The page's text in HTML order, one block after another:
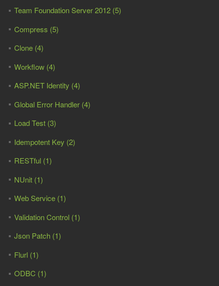
Team Foundation Server 2012 (5)
Compress (5)
Clone (4)
Workflow (4)
ASP.NET Identity (4)
Global Error Handler (4)
Load Test (3)
Idempotent Key (2)
RESTful (1)
NUnit (1)
Web Service (1)
Validation Control (1)
Json Patch (1)
Flurl (1)
ODBC (1)